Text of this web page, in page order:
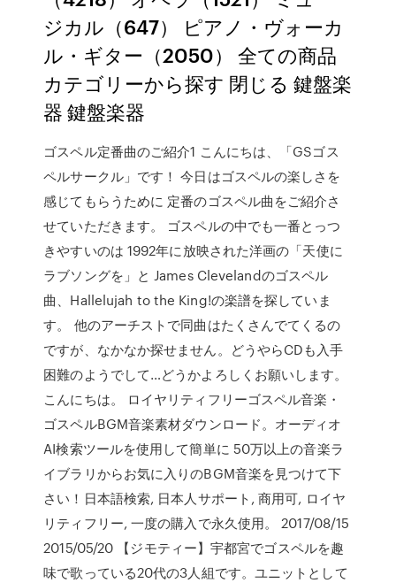
ジカル（647） ピアノ・ヴォーカ
ル・ギター（2050） 全ての商品
カテゴリーから探す 閉じる 鍵盤楽
器 鍵盤楽器
ゴスペル定番曲のご紹介1 こんにちは、「GSゴス
ペルサークル」です！ 今日はゴスペルの楽しさを
感じてもらうために 定番のゴスペル曲をご紹介さ
せていただきます。 ゴスペルの中でも一番とっつ
きやすいのは 1992年に放映された洋画の「天使に
ラブソングを」と James Clevelandのゴスペル
曲、Hallelujah to the King!の楽譜を探していま
す。 他のアーチストで同曲はたくさんでてくるの
ですが、なかなか探せません。どうやらCDも入手
困難のようでして…どうかよろしくお願いします。
こんにちは。 ロイヤリティフリーゴスペル音楽・
ゴスペルBGM音楽素材ダウンロード。オーディオ
AI検索ツールを使用して簡単に 50万以上の音楽ラ
イブラリからお気に入りのBGM音楽を見つけて下
さい！日本語検索, 日本人サポート, 商用可, ロイヤ
リティフリー, 一度の購入で永久使用。 2017/08/15
2015/05/20 【ジモティー】宇都宮でゴスペルを趣
味で歌っている20代の3人組です。ユニットとして